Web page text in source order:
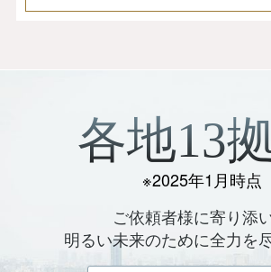
各地13
※2025年1月時点
ご依頼者様に寄り添い
明るい未来のために全力を